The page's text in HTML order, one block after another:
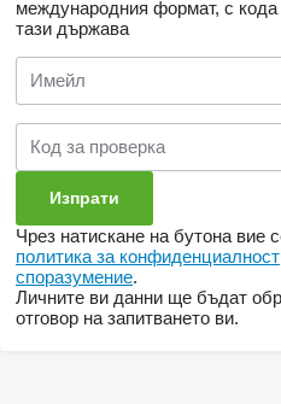
международния формат, с
тази държава
Чрез натискане на бутона вие
политика за конфиденциалност
споразумение.
Личните ви данни ще бъдат
отговор на запитването ви.